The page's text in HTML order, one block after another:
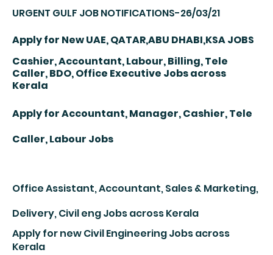
URGENT GULF JOB NOTIFICATIONS-26/03/21
Apply for New UAE, QATAR,ABU DHABI,KSA JOBS
Cashier, Accountant, Labour, Billing, Tele
Caller, BDO, Office Executive Jobs across
Kerala
Apply for Accountant, Manager, Cashier, Tele
Caller, Labour Jobs
Office Assistant, Accountant, Sales & Marketing,
Delivery, Civil eng Jobs across Kerala
Apply for new Civil Engineering Jobs across
Kerala